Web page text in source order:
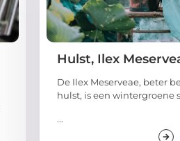
Hulst, Ilex
De Ilex Meserveae, beter
hulst, is een wintergroene
...